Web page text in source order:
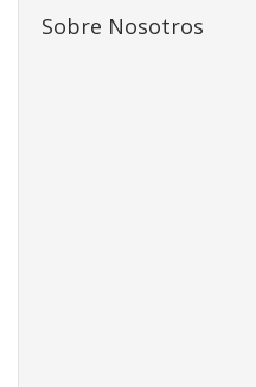
Sobre Nosotros